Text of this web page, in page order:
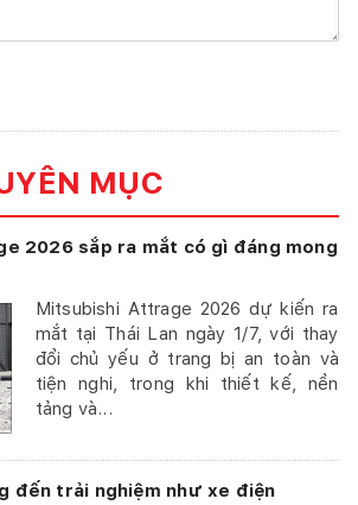
MỤC
2026 sắp ra mắt có gì đáng mong
Mitsubishi Attrage 2026 dự kiến ra
mắt tại Thái Lan ngày 1/7, với thay
đổi chủ yếu ở trang bị an toàn và
tiện nghi, trong khi thiết kế, nền
tảng và...
đến trải nghiệm như xe điện